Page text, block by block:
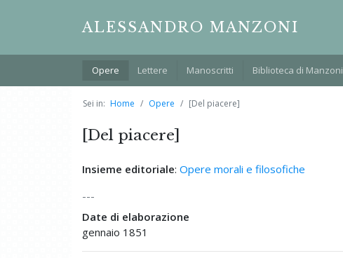
ALESSANDRO MANZONI
Opere Lettere Manoscritti Biblioteca di Manzoni
Sei in: Home Opere [Del piacere]
[Del piacere]
Insieme editoriale: Opere morali e filosofiche
---
Date di elaborazione
gennaio 1851